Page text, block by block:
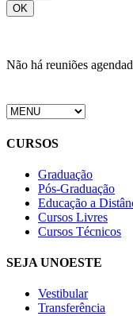
Não há reuniões
CURSOS
Graduação
Pós-Graduação
Educação a
Cursos Livres
Cursos Técnicos
SEJA UNOESTE
Vestibular
Transferência